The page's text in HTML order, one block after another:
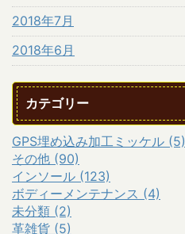
2018年7月
2018年6月
カテゴリー
GPS埋め込み加工ミッケル (5)
その他 (90)
インソール (123)
ボディーメンテナンス (4)
未分類 (2)
革雑貨 (5)